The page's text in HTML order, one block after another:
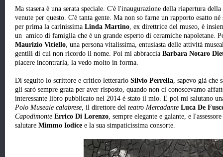
Ma stasera è una serata speciale. C'è l'inaugurazione della riapertura della
venute per questo. C'è tanta gente. Ma non so farne un rapporto esatto
per prima la carinissima Linda Martino, ex direttrice del museo, è
un amico di famiglia che è un grande esperto di ceramiche napoletane.
Maurizio Vitiello, una persona vitalissima, entusiasta delle attività
gentili di cui non ricordo il nome. Poi mi abbraccia Barbara Notaro
piacere incontrarla, la vedo molto in forma.
Di seguito lo scrittore e critico letterario Silvio Perrella, sapevo già che
gli sarò sempre grata per aver risposto, quando non ci conoscevamo
interessante libro pubblicato nel 2014 è stato il mio. E poi mi salutano
Polo Museale calabrese, il direttore del teatro Mercadante Luca De
Capodimonte Errico Di Lorenzo, sempre elegante e galante, e l'assessore
salutare Mimmo Iodice e la sua simpaticissima consorte.